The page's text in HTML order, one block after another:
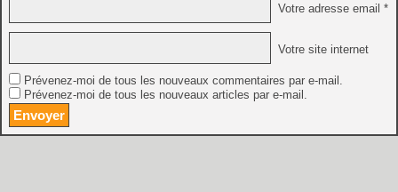
Votre adresse email *
Votre site internet
Prévenez-moi de tous les nouveaux commentaires par e-mail.
Prévenez-moi de tous les nouveaux articles par e-mail.